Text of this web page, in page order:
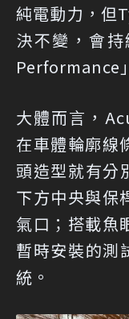
純電動力，但
決不變，會
Performance
大體而言，
在車體輪廓線
頭造型就有分
下方中央與保
氣口；搭載魚
暫時安裝的測
統。